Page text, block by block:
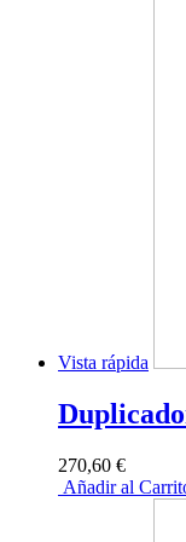
Vista rápida
270,60 €
Añadir al